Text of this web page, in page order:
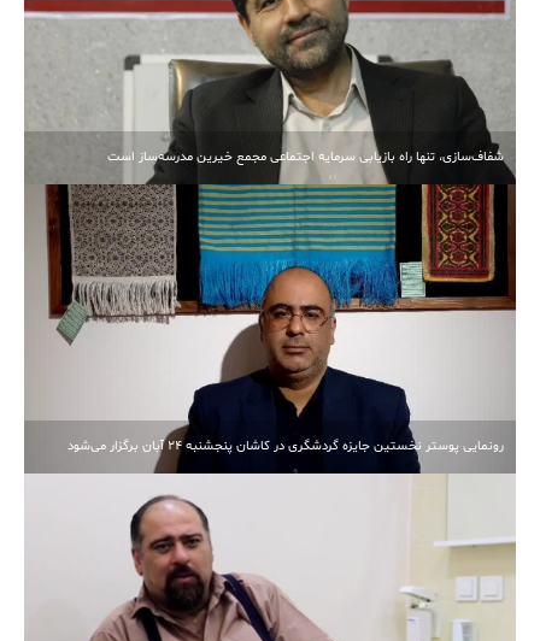
شفاف‌سازی، تنها راه بازیابی سرمایه اجتماعی مجمع خیرین مدرسه‌ساز است
رونمایی پوستر نخستین جایزه گردشگری در کاشان پنجشنبه 24 آبان برگزار می‌شود